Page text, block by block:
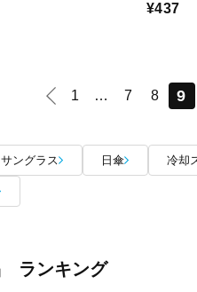
¥437
1 … 7 8 9
サングラス 日傘 冷却
ランキング